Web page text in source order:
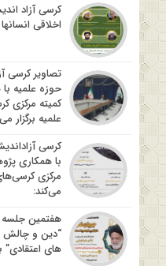
کرسی آزاد
اخلاقی
تصاویر کرسی
حوزه علمیه
کمیته مرکزی
علمیه برگزار
کرسی
با همکاری
مرکزی
می‌کند:
هفتمین
“دین و چالش
های اعتقادی”